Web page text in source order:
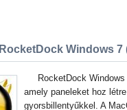
RocketDock Windows 7
RocketDock
amely paneleket hoz
gyorsbillentyűkkel. A